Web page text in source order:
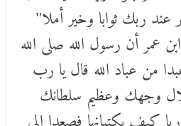
ربك ثوابا وخير أملا"
عمر أن رسول الله صلى الله
من عباد الله قال يا رب
وجهك وعظيم سلطانك
كيف يكتبانها فصعدا إلى